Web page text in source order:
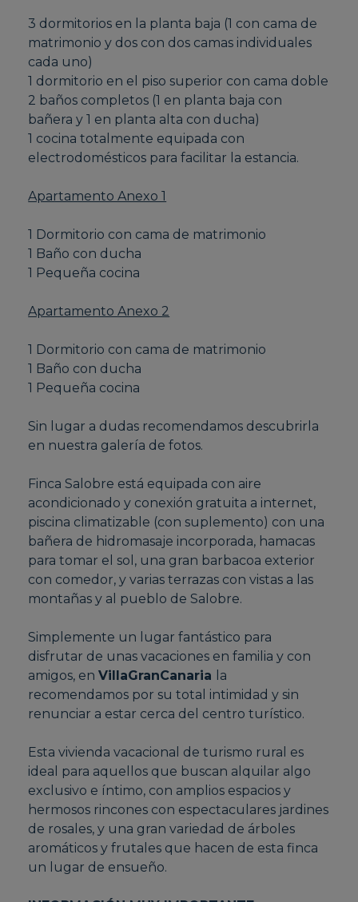
3 dormitorios en la planta baja (1 con cama de
matrimonio y dos con dos camas individuales
cada uno)
1 dormitorio en el piso superior con cama doble
2 baños completos (1 en planta baja con
bañera y 1 en planta alta con ducha)
1 cocina totalmente equipada con
electrodomésticos para facilitar la estancia.
Apartamento Anexo 1
1 Dormitorio con cama de matrimonio
1 Baño con ducha
1 Pequeña cocina
Apartamento Anexo 2
1 Dormitorio con cama de matrimonio
1 Baño con ducha
1 Pequeña cocina
Sin lugar a dudas recomendamos descubrirla
en nuestra galería de fotos.
Finca Salobre está equipada con aire
acondicionado y conexión gratuita a internet,
piscina climatizable (con suplemento) con una
bañera de hidromasaje incorporada, hamacas
para tomar el sol, una gran barbacoa exterior
con comedor, y varias terrazas con vistas a las
montañas y al pueblo de Salobre.
Simplemente un lugar fantástico para
disfrutar de unas vacaciones en familia y con
amigos, enVillaGranCanaria
la
recomendamos por su total intimidad y sin
renunciar a estar cerca del centro turístico.
Esta vivienda vacacional de turismo rural es
ideal para aquellos que buscan alquilar algo
exclusivo e íntimo, con amplios espacios y
hermosos rincones con espectaculares jardines
de rosales, y una gran variedad de árboles
aromáticos y frutales que hacen de esta finca
un lugar de ensueño.